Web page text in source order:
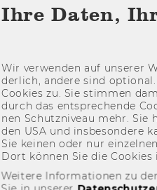
Ihre Daten,
Wir ver­wen­den auf un­se­rer
der­lich, an­de­re sind
Coo­kies zu. Sie stim­men
durch das ent­spre­chen­de
nen Schutz­ni­veau mehr.
den USA und ins­be­son­de­re
Sie kei­nen oder nur
Dort kön­nen Sie die
Weitere Informationen zu